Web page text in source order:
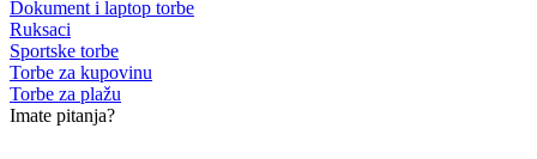
Dokument i laptop torbe
Ruksaci
Sportske torbe
Torbe za kupovinu
Torbe za plažu
Imate pitanja?